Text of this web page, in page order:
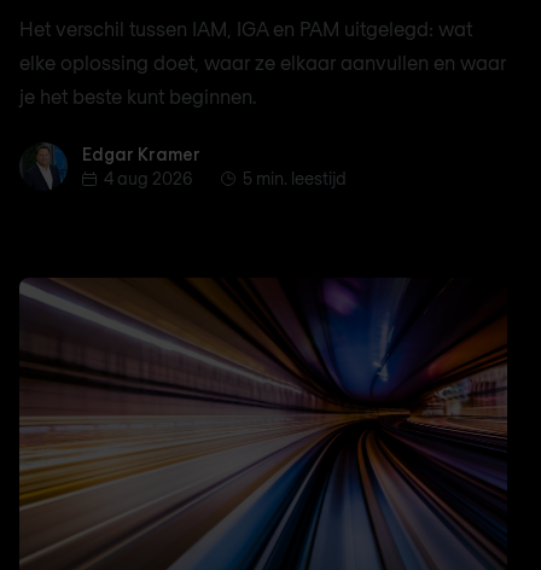
Het verschil tussen IAM, IGA en PAM uitgelegd: wat
elke oplossing doet, waar ze elkaar aanvullen en waar
je het beste kunt beginnen.
Edgar KramerEdgar Kramer
4 aug 2026
5 min. leestijd